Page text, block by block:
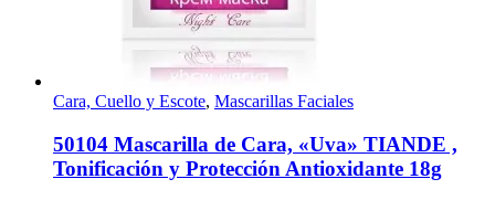
Cara, Cuello y Escote, Mascarillas Faciales
50104 Mascarilla de Cara, «Uva» TIANDE ,
Tonificación y Protección Antioxidante 18g